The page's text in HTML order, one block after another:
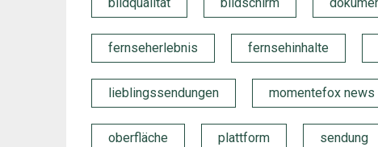
fernseherlebnis fernsehinhalte
lieblingssendungen momentefox news
oberfläche plattform sendung